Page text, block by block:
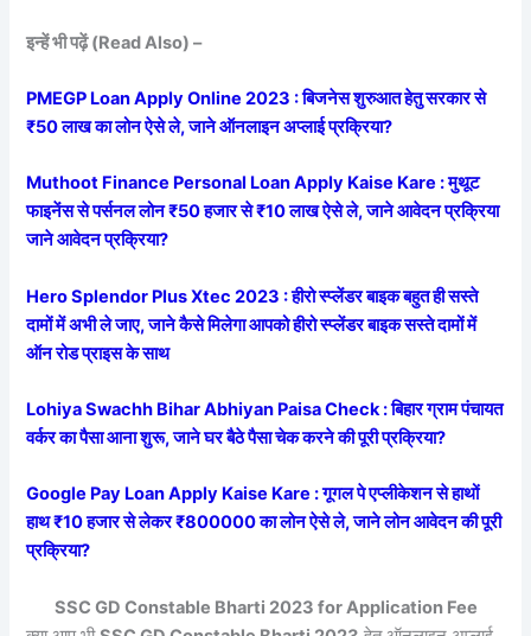
इन्हें भी पढ़ें (Read Also) –
PMEGP Loan Apply Online 2023 : बिजनेस शुरुआत हेतु सरकार से
₹50 लाख का लोन ऐसे ले, जाने ऑनलाइन अप्लाई प्रक्रिया?
Muthoot Finance Personal Loan Apply Kaise Kare : मुथूट
फाइनेंस से पर्सनल लोन ₹50 हजार से ₹10 लाख ऐसे ले, जाने आवेदन प्रक्रिया
जाने आवेदन प्रक्रिया?
Hero Splendor Plus Xtec 2023 : हीरो स्प्लेंडर बाइक बहुत ही सस्ते
दामों में अभी ले जाए, जाने कैसे मिलेगा आपको हीरो स्प्लेंडर बाइक सस्ते दामों में
ऑन रोड प्राइस के साथ
Lohiya Swachh Bihar Abhiyan Paisa Check : बिहार ग्राम पंचायत
वर्कर का पैसा आना शुरू, जाने घर बैठे पैसा चेक करने की पूरी प्रक्रिया?
Google Pay Loan Apply Kaise Kare : गूगल पे एप्लीकेशन से हाथों
हाथ ₹10 हजार से लेकर ₹800000 का लोन ऐसे ले, जाने लोन आवेदन की पूरी
प्रक्रिया?
SSC GD Constable Bharti 2023 for Application Fee